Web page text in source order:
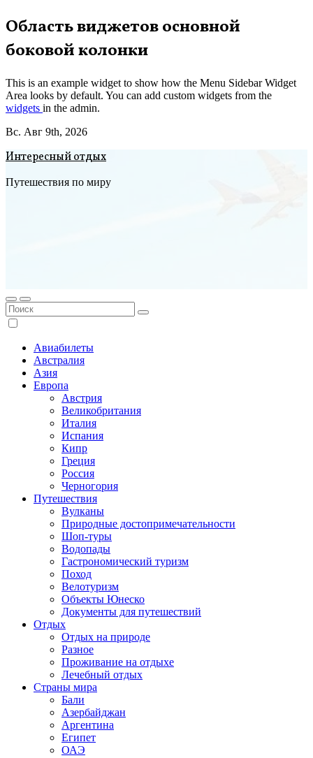
Перейти
к
содержимому
Область виджетов основной
боковой колонки
This is an example widget to show how the Menu Sidebar Widget
Area looks by default. You can add custom widgets from the
widgets in the admin.
Вс. Авг 9th, 2026
Интересный отдых
Путешествия по миру
Авиабилеты
Австралия
Азия
Европа
Австрия
Великобритания
Италия
Испания
Кипр
Греция
Россия
Черногория
Путешествия
Вулканы
Природные достопримечательности
Шоп-туры
Водопады
Гастрономический туризм
Поход
Велотуризм
Объекты Юнеско
Документы для путешествий
Отдых
Отдых на природе
Разное
Проживание на отдыхе
Лечебный отдых
Страны мира
Бали
Азербайджан
Аргентина
Египет
ОАЭ